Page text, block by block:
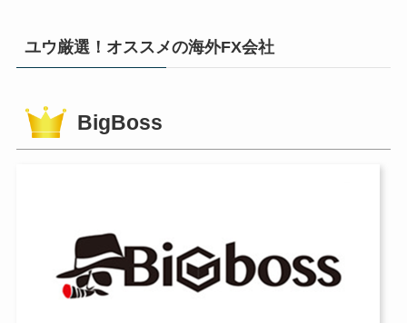
ユウ厳選！オススメの海外FX会社
BigBoss